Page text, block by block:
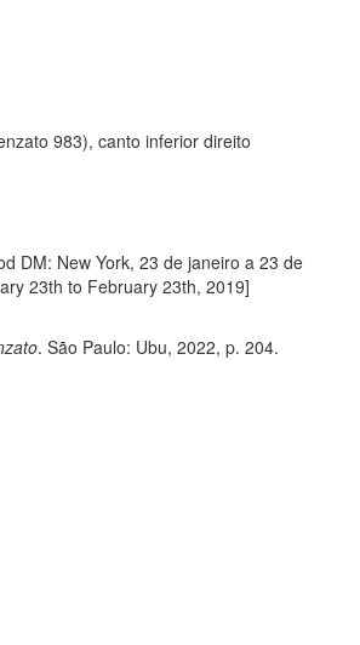
983), canto inferior direito
DM: New York, 23 de janeiro a 23 de
23th to February 23th, 2019]
. São Paulo: Ubu, 2022, p. 204.